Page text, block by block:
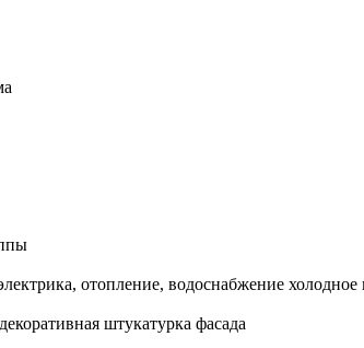
отопление, водоснабжение холодное
штукатурка фасада